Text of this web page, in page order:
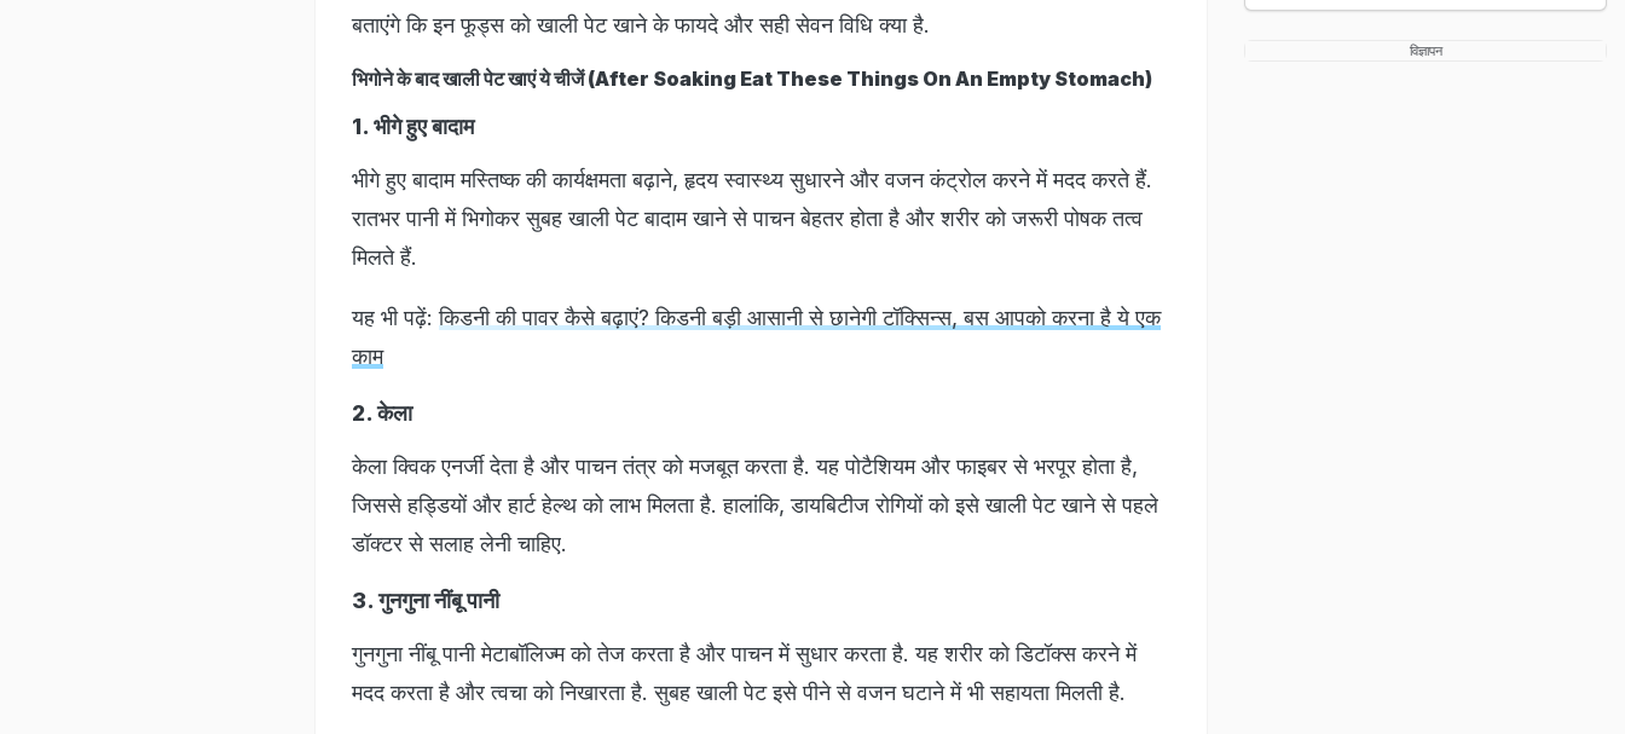
बताएंगे कि इन फूड्स को खाली पेट खाने के फायदे और सही सेवन विधि क्या है.
भिगोने के बाद खाली पेट खाएं ये चीजें (After Soaking Eat These Things On An Empty Stomach)
1. भीगे हुए बादाम
भीगे हुए बादाम मस्तिष्क की कार्यक्षमता बढ़ाने, हृदय स्वास्थ्य सुधारने और वजन कंट्रोल करने में मदद करते हैं.
रातभर पानी में भिगोकर सुबह खाली पेट बादाम खाने से पाचन बेहतर होता है और शरीर को जरूरी पोषक तत्व
मिलते हैं.
यह भी पढ़ें:किडनी की पावर कैसे बढ़ाएं? किडनी बड़ी आसानी से छानेगी टॉक्सिन्स, बस आपको करना है ये एक
काम
2. केला
केला क्विक एनर्जी देता है और पाचन तंत्र को मजबूत करता है. यह पोटैशियम और फाइबर से भरपूर होता है,
जिससे हड्डियों और हार्ट हेल्थ को लाभ मिलता है. हालांकि, डायबिटीज रोगियों को इसे खाली पेट खाने से पहले
डॉक्टर से सलाह लेनी चाहिए.
3. गुनगुना नींबू पानी
गुनगुना नींबू पानी मेटाबॉलिज्म को तेज करता है और पाचन में सुधार करता है. यह शरीर को डिटॉक्स करने में
मदद करता है और त्वचा को निखारता है. सुबह खाली पेट इसे पीने से वजन घटाने में भी सहायता मिलती है.
विज्ञापन